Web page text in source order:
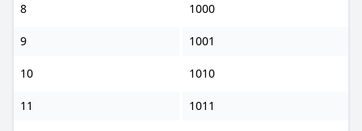
8 1000
9 1001
10 1010
11 1011